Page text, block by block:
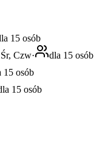
15 osób
Czw·
dla 15 osób
15 osób
15 osób